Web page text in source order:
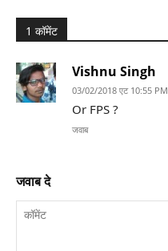
1 कॉमेंट
Vishnu Singh
03/02/2018 एट 10:55 PM
Or FPS ?
जवाब
जवाब दे